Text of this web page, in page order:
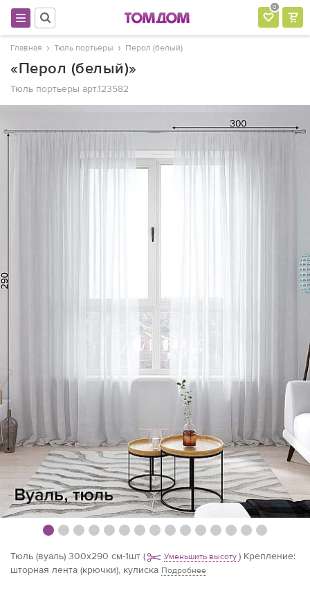
0
Главная Тюль портьеры Перол (белый)
«Перол (белый)»
Тюль портьеры арт.123582
Тюль (вуаль) 300х290 см-1шт ( Уменьшить высоту ) Крепление:
шторная лента (крючки), кулиска Подробнее